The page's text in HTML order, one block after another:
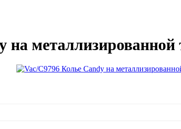
на металлизированной